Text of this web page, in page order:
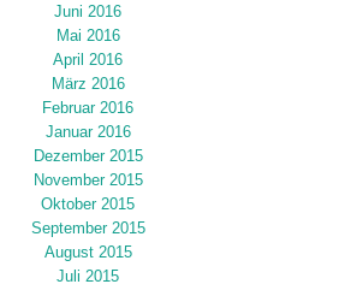
Juni 2016
Mai 2016
April 2016
März 2016
Februar 2016
Januar 2016
Dezember 2015
November 2015
Oktober 2015
September 2015
August 2015
Juli 2015